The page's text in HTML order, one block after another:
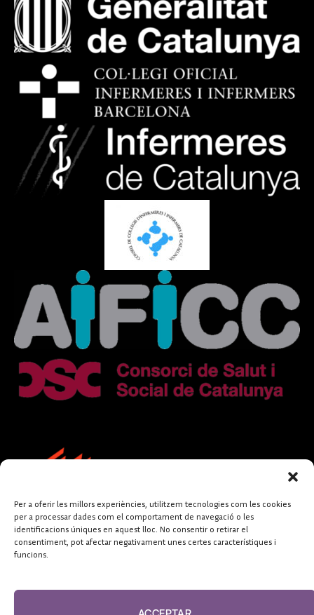
Per a oferir les millors experiències, utilitzem tecnologies com les cookies
per a processar dades com el comportament de navegació o les
identificacions úniques en aquest lloc. No consentir o retirar el
consentiment, pot afectar negativament unes certes característiques i
funcions.
FUNDACIÓ